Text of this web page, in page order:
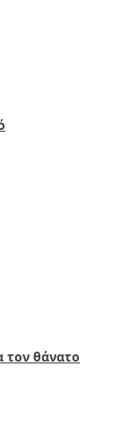
τον θάνατο